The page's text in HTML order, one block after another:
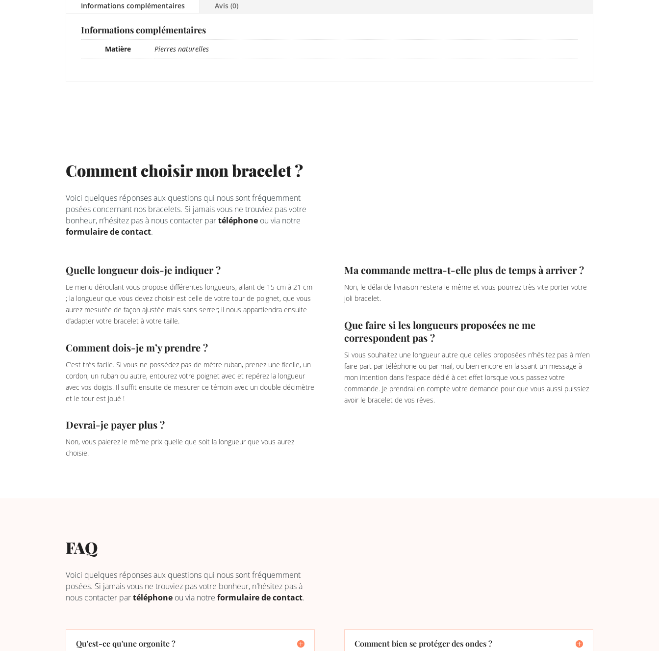
Informations complémentaires Avis (0)
Informations complémentaires
Matière Pierres naturelles
Comment choisir mon bracelet ?
Voici quelques réponses aux questions qui nous sont fréquemment
posées concernant nos bracelets. Si jamais vous ne trouviez pas votre
bonheur, n’hésitez pas à nous contacter partéléphone ou via notre
formulaire de contact.
Quelle longueur dois-je indiquer ?
Le menu déroulant vous propose différentes longueurs, allant de 15 cm à 21 cm
; la longueur que vous devez choisir est celle de votre tour de poignet, que vous
aurez mesurée de façon ajustée mais sans serrer; il nous appartiendra ensuite
d’adapter votre bracelet à votre taille.
Comment dois-je m’y prendre ?
C’est très facile. Si vous ne possédez pas de mètre ruban, prenez une ficelle, un
cordon, un ruban ou autre, entourez votre poignet avec et repérez la longueur
avec vos doigts. Il suffit ensuite de mesurer ce témoin avec un double décimètre
et le tour est joué !
Devrai-je payer plus ?
Non, vous paierez le même prix quelle que soit la longueur que vous aurez
choisie.
Ma commande mettra-t-elle plus de temps à arriver ?
Non, le délai de livraison restera le même et vous pourrez très vite porter votre
joli bracelet.
Que faire si les longueurs proposées ne me
correspondent pas ?
Si vous souhaitez une longueur autre que celles proposées n’hésitez pas à m’en
faire part par téléphone ou par mail, ou bien encore en laissant un message à
mon intention dans l’espace dédié à cet effet lorsque vous passez votre
commande. Je prendrai en compte votre demande pour que vous aussi puissiez
avoir le bracelet de vos rêves.
FAQ
Voici quelques réponses aux questions qui nous sont fréquemment
posées. Si jamais vous ne trouviez pas votre bonheur, n'hésitez pas à
nous contacter partéléphone ou via notreformulaire de contact.
Qu'est-ce qu'une orgonite ? Comment bien se protéger des ondes ?